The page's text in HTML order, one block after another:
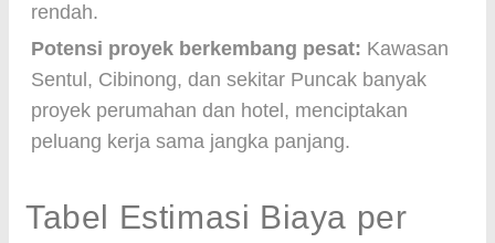
rendah.
Potensi proyek berkembang pesat: Kawasan
Sentul, Cibinong, dan sekitar Puncak banyak
proyek perumahan dan hotel, menciptakan
peluang kerja sama jangka panjang.
Tabel Estimasi Biaya per